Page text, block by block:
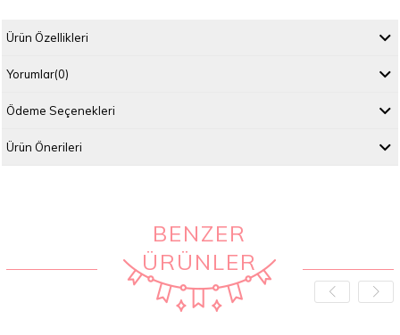
Ürün Özellikleri
Yorumlar(0)
Ödeme Seçenekleri
Ürün Önerileri
BENZER
ÜRÜNLER